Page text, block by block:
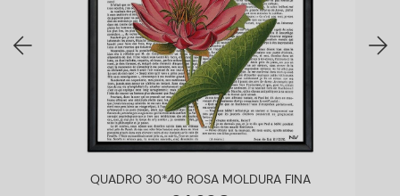
QUADRO 30*40 ROSA MOLDURA FINA